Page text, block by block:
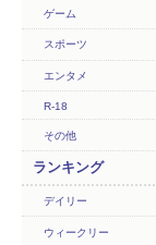
ゲーム
スポーツ
エンタメ
R-18
その他
ランキング
デイリー
ウィークリー